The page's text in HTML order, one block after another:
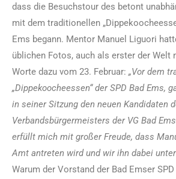
dass die Besuchstour des betont
mit dem traditionellen
Ems begann. Mentor Manuel Liguori
üblichen Fotos, auch als erster der Welt
Worte dazu vom 23. Februar: „Vor dem
„Dippekoocheessen“ der SPD Bad Ems,
in seiner Sitzung den neuen Kandidaten
Verbandsbürgermeisters der VG Bad
erfüllt mich mit großer Freude, dass
Amt antreten wird und wir ihn dabei
Warum der Vorstand der Bad Emser SPD